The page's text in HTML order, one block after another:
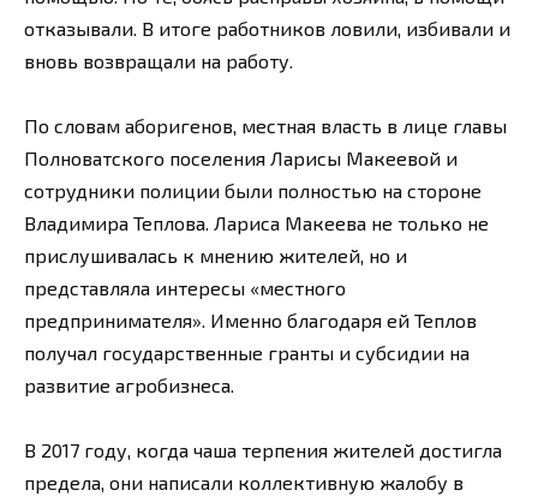
отказывали. В итоге работников ловили, избивали и
вновь возвращали на работу.
По словам аборигенов, местная власть в лице главы
Полноватского поселения Ларисы Макеевой и
сотрудники полиции были полностью на стороне
Владимира Теплова. Лариса Макеева не только не
прислушивалась к мнению жителей, но и
представляла интересы «местного
предпринимателя». Именно благодаря ей Теплов
получал государственные гранты и субсидии на
развитие агробизнеса.
В 2017 году, когда чаша терпения жителей достигла
предела, они написали коллективную жалобу в